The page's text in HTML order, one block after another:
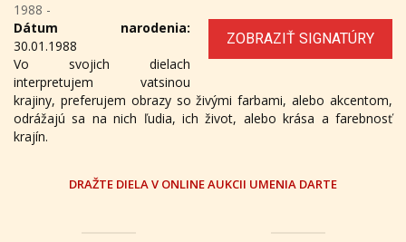
1988 -
ZOBRAZIŤ SIGNATÚRY
Dátum narodenia:
30.01.1988
Vo svojich dielach
interpretujem vatsinou
krajiny, preferujem obrazy so živými farbami, alebo akcentom,
odrážajú sa na nich ľudia, ich život, alebo krása a farebnosť
krajín.
DRAŽTE DIELA V ONLINE AUKCII UMENIA DARTE